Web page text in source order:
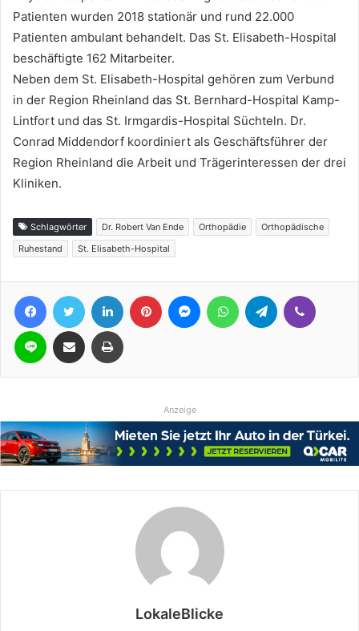
Patienten wurden 2018 stationär und rund 22.000
Patienten ambulant behandelt. Das St. Elisabeth-Hospital
beschäftigte 162 Mitarbeiter.
Neben dem St. Elisabeth-Hospital gehören zum Verbund
in der Region Rheinland das St. Bernhard-Hospital Kamp-
Lintfort und das St. Irmgardis-Hospital Süchteln. Dr.
Conrad Middendorf koordiniert als Geschäftsführer der
Region Rheinland die Arbeit und Trägerinteressen der drei
Kliniken.
Schlagwörter Dr. Robert Van Ende Orthopädie
Orthopädische
Ruhestand
St. Elisabeth-Hospital
FacebookTwitter LinkedIn Pinterest MessengerWhatsAppTelegram
Line Teile per E-Mail Drucken
Anzeige
LokaleBlicke